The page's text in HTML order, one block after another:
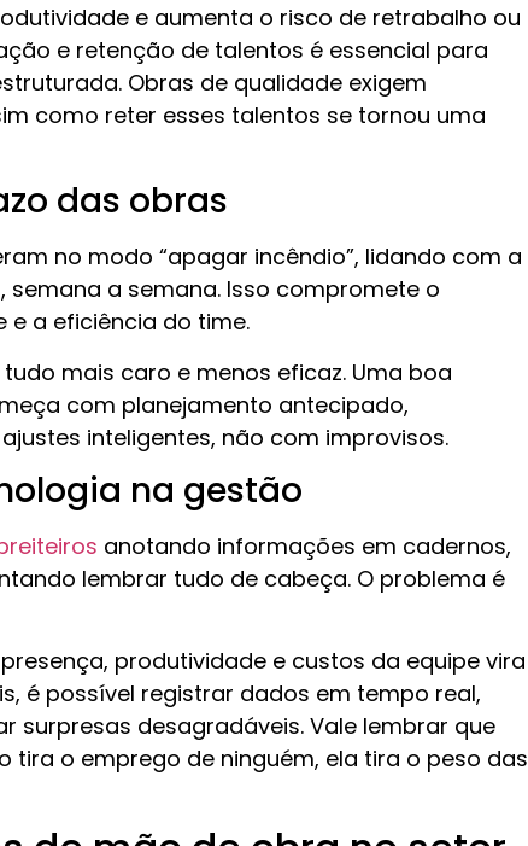
e aumenta o risco de retrabalho ou
e retenção de talentos é essencial para
Obras de qualidade exigem
como reter esses talentos se tornou uma
das obras
no modo “apagar incêndio”, lidando com a
a semana. Isso compromete o
e a eficiência do time.
mais caro e menos eficaz. Uma boa
com planejamento antecipado,
inteligentes, não com improvisos.
na gestão
anotando informações em cadernos,
lembrar tudo de cabeça. O problema é
produtividade e custos da equipe vira
é possível registrar dados em tempo real,
surpresas desagradáveis. Vale lembrar que
tira o emprego de ninguém, ela tira o peso das